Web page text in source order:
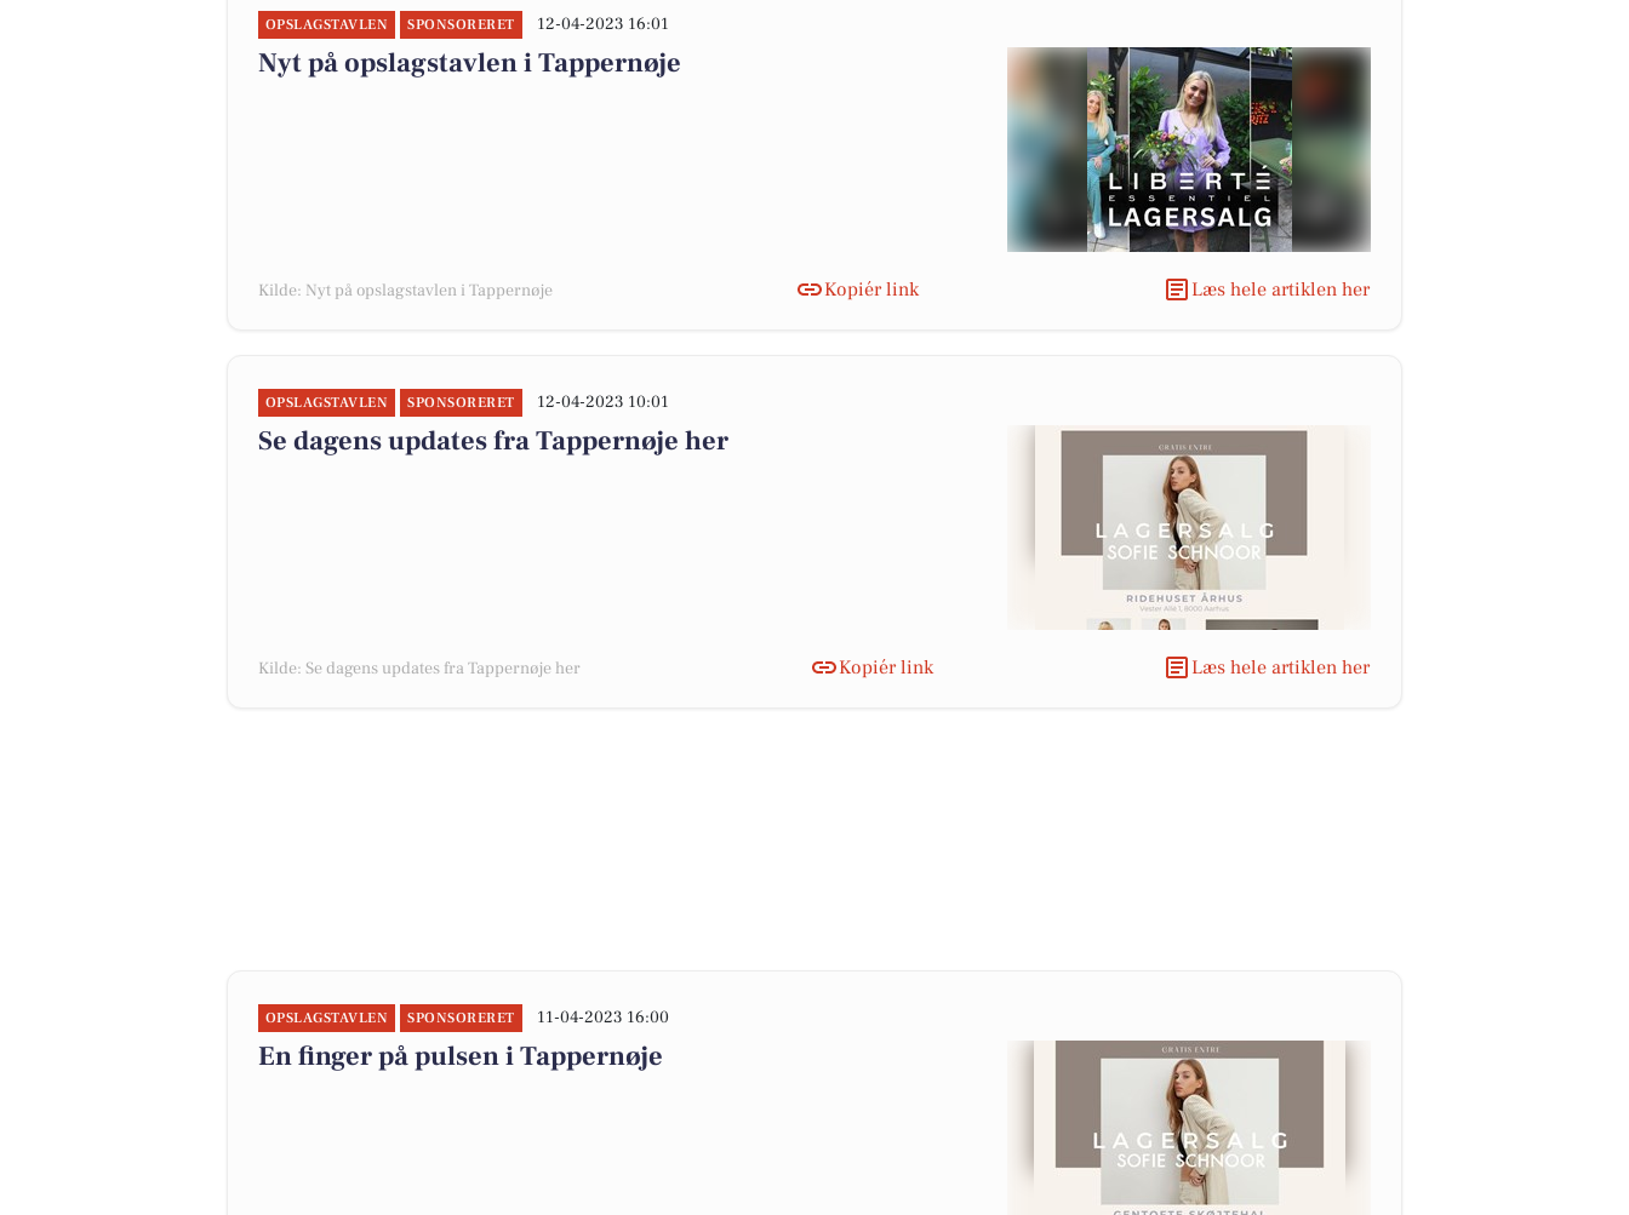
OPSLAGSTAVLEN SPONSORERET 12-04-2023 16:01
Nyt på opslagstavlen i Tappernøje
Kilde: Nyt på opslagstavlen i Tappernøje Kopiér link Læs hele artiklen her
OPSLAGSTAVLEN SPONSORERET 12-04-2023 10:01
Se dagens updates fra Tappernøje her
Kilde: Se dagens updates fra Tappernøje her Kopiér link Læs hele artiklen her
OPSLAGSTAVLEN SPONSORERET 11-04-2023 16:00
En finger på pulsen i Tappernøje